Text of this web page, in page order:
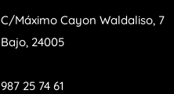
C/Máximo Cayon Waldaliso, 7
Bajo, 24005
987 25 74 61